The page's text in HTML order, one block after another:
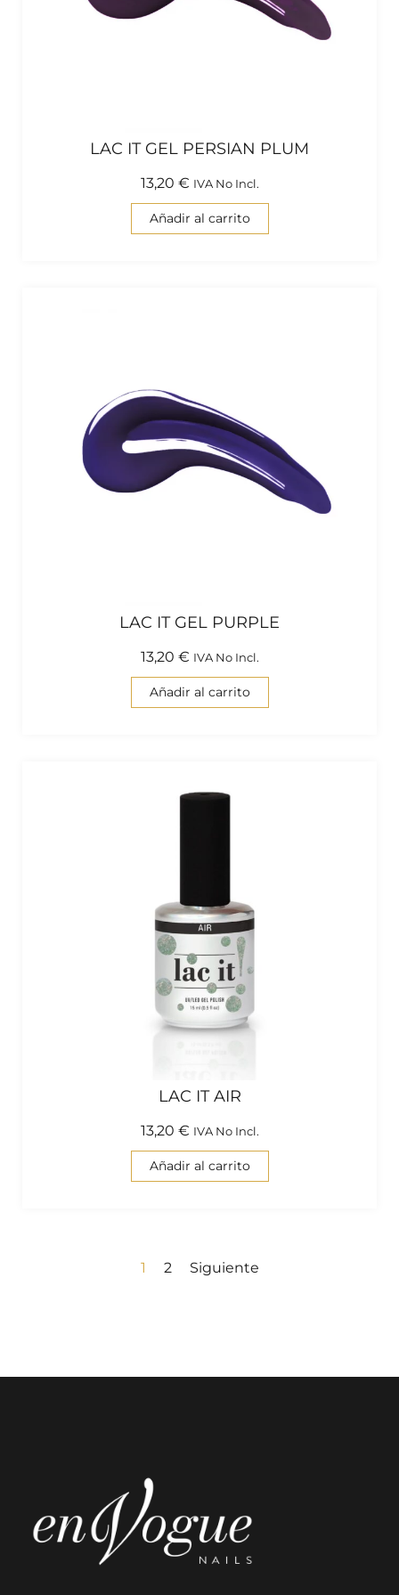
LAC IT GEL PERSIAN PLUM
13,20 € IVA No Incl.
Añadir al carrito
LAC IT GEL PURPLE
13,20 € IVA No Incl.
Añadir al carrito
LAC IT AIR
13,20 € IVA No Incl.
Añadir al carrito
1 2 Siguiente